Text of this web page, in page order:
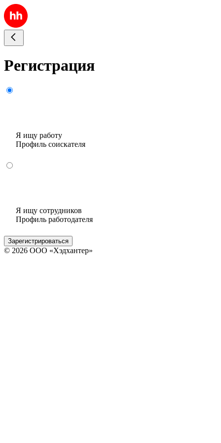
Регистрация
Я ищу работу
Профиль соискателя
Я ищу сотрудников
Профиль работодателя
Зарегистрироваться
© 2026 ООО «Хэдхантер»